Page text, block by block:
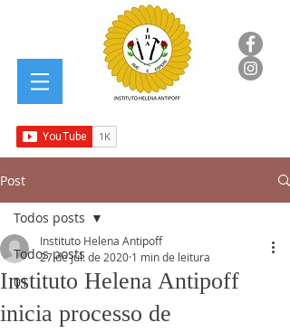
Post
Todos posts
01
Todos posts
Instituto Helena Antipoff
inicia processo de
Instituto Helena Antipoff
27 de jul. de 2020 1 min de leitura